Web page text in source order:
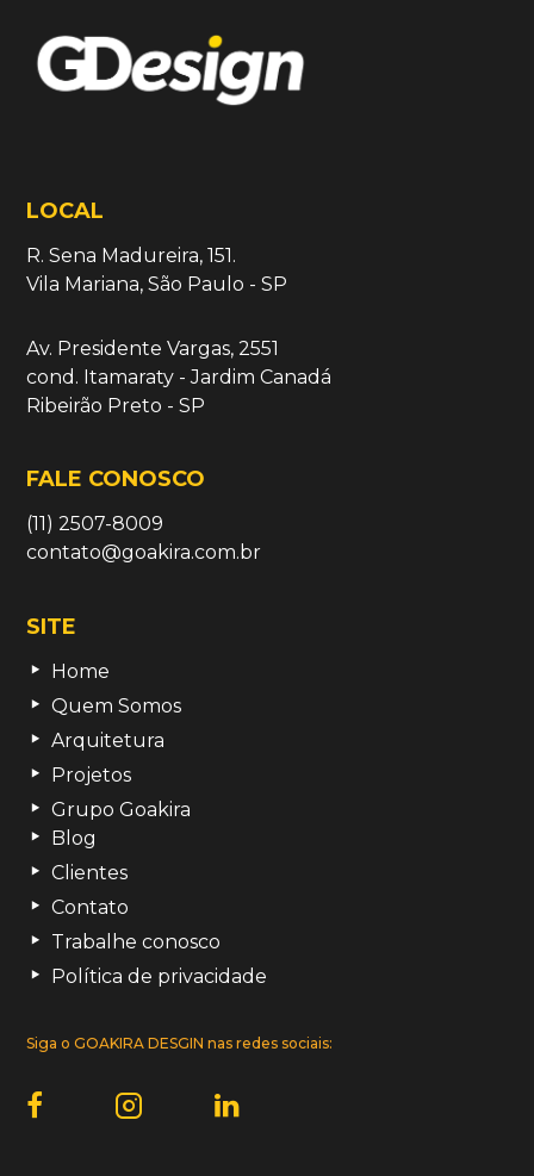
LOCAL
R. Sena Madureira, 151.
Vila Mariana, São Paulo - SP
Av. Presidente Vargas, 2551
cond. Itamaraty - Jardim Canadá
Ribeirão Preto - SP
FALE CONOSCO
(11) 2507-8009
contato@goakira.com.br
SITE
Home
Quem Somos
Arquitetura
Projetos
Grupo Goakira
Blog
Clientes
Contato
Trabalhe conosco
Política de privacidade
Siga o GOAKIRA DESGIN nas redes sociais: